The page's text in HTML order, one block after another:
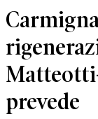
prevede